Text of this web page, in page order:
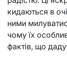
кидаються в
ними
чому їх
фактів, що